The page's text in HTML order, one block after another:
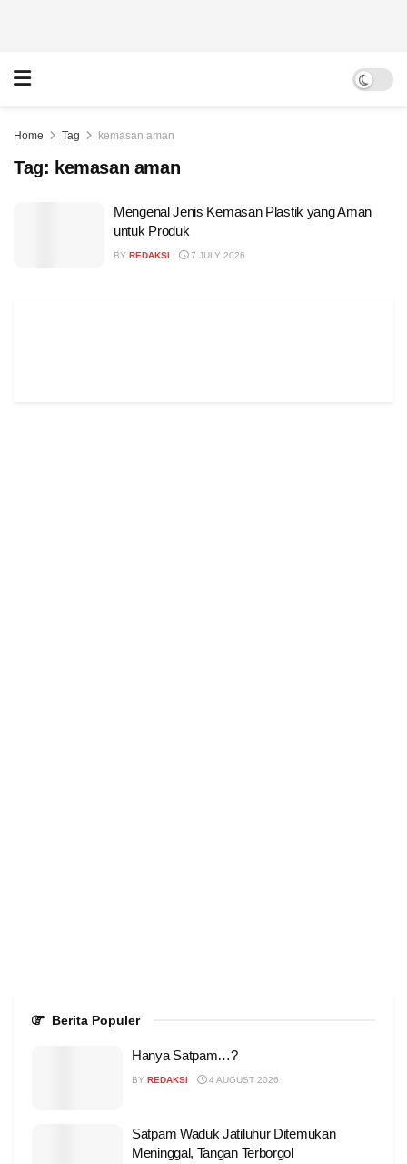
Home Tag kemasan aman
Tag: kemasan aman
Mengenal Jenis Kemasan Plastik yang Aman
untuk Produk
BY REDAKSI 7 JULY 2026
Berita Populer
Hanya Satpam…?
BY REDAKSI 4 AUGUST 2026
Satpam Waduk Jatiluhur Ditemukan
Meninggal, Tangan Terborgol